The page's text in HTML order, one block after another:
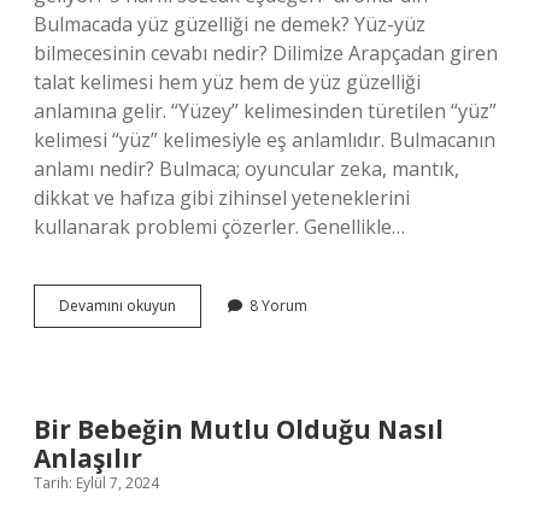
Bulmacada yüz güzelliği ne demek? Yüz-yüz
bilmecesinin cevabı nedir? Dilimize Arapçadan giren
talat kelimesi hem yüz hem de yüz güzelliği
anlamına gelir. “Yüzey” kelimesinden türetilen “yüz”
kelimesi “yüz” kelimesiyle eş anlamlıdır. Bulmacanın
anlamı nedir? Bulmaca; oyuncular zeka, mantık,
dikkat ve hafıza gibi zihinsel yeteneklerini
kullanarak problemi çözerler. Genellikle…
Devamını okuyun Bulmacada
Güzel
8 Yorum
Bir Bebeğin Mutlu Olduğu Nasıl
Anlaşılır
Tarih: Eylül 7, 2024